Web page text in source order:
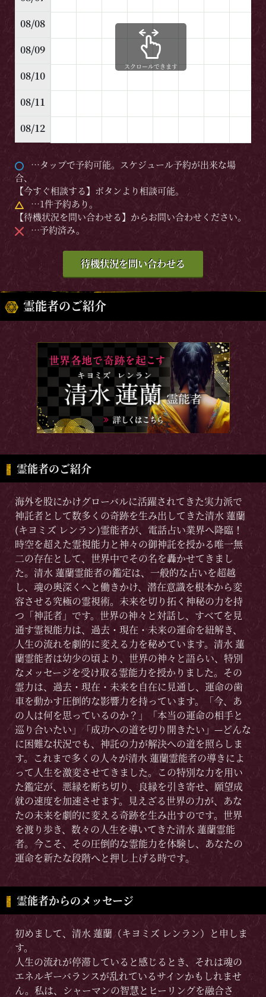
08/08
08/09
08/10
08/11
08/12
スクロールできます
…タップで予約可能。スケジュール予約が出来な場
合、
【今すぐ相談する】ボタンより相談可能。
…1件予約あり。
【待機状況を問い合わせる】からお問い合わせください。
…予約済み。
待機状況を問い合わせる
霊能者のご紹介
霊能者のご紹介
海外を股にかけグローバルに活躍されてきた実力派で
神託者として数多くの奇跡を生み出してきた清水 蓮蘭
(キヨミズ レンラン)霊能者が、電話占い業界へ降臨！
時空を超えた霊視能力と神々の御神託を授かる唯一無
二の存在として、世界中でその名を轟かせてきまし
た。清水 蓮蘭霊能者の鑑定は、一般的な占いを超越
し、魂の奥深くへと働きかけ、潜在意識を根本から変
容させる究極の霊視術。未来を切り拓く神秘の力を持
つ「神託者」です。世界の神々と対話し、すべてを見
通す霊視能力は、過去・現在・未来の運命を紐解き、
人生の流れを劇的に変える力を秘めています。清水 蓮
蘭霊能者は幼少の頃より、世界の神々と語らい、特別
なメッセージを受け取る霊能力を授かりました。その
霊力は、過去・現在・未来を自在に見通し、運命の歯
車を動かす圧倒的な影響力を持っています。「今、あ
の人は何を思っているのか？」「本当の運命の相手と
巡り合いたい」「成功への道を切り開きたい」—どんな
に困難な状況でも、神託の力が解決への道を照らしま
す。これまで多くの人々が清水 蓮蘭霊能者の導きによ
って人生を激変させてきました。この特別な力を用い
た鑑定が、悪縁を断ち切り、良縁を引き寄せ、願望成
就の速度を加速させます。見えざる世界の力が、あな
たの未来を劇的に変える奇跡を生み出すのです。世界
を渡り歩き、数々の人生を導いてきた清水 蓮蘭霊能
者。今こそ、その圧倒的な霊能力を体験し、あなたの
運命を新たな段階へと押し上げる時です。
霊能者からのメッセージ
初めまして、清水 蓮蘭（キヨミズ レンラン）と申しま
す。
人生の流れが停滞していると感じるとき、それは魂の
エネルギーバランスが乱れているサインかもしれませ
ん。私は、シャーマンの智慧とヒーリングを融合さ